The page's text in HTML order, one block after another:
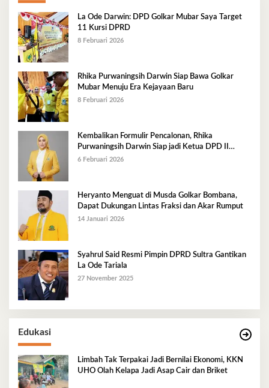
La Ode Darwin: DPD Golkar Mubar Saya Target
11 Kursi DPRD
8 Februari 2026
Rhika Purwaningsih Darwin Siap Bawa Golkar
Mubar Menuju Era Kejayaan Baru
8 Februari 2026
Kembalikan Formulir Pencalonan, Rhika
Purwaningsih Darwin Siap jadi Ketua DPD II
Golkar Mubar
6 Februari 2026
Heryanto Menguat di Musda Golkar Bombana,
Dapat Dukungan Lintas Fraksi dan Akar Rumput
14 Januari 2026
Syahrul Said Resmi Pimpin DPRD Sultra Gantikan
La Ode Tariala
27 November 2025
Edukasi
Limbah Tak Terpakai Jadi Bernilai Ekonomi, KKN
UHO Olah Kelapa Jadi Asap Cair dan Briket